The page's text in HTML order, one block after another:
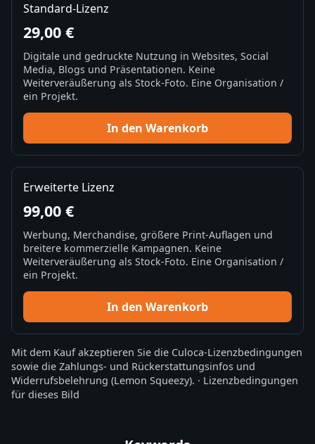
Standard-Lizenz
29,00 €
Digitale und gedruckte Nutzung in Websites, Social
Media, Blogs und Präsentationen. Keine
Weiterveräußerung als Stock-Foto. Eine Organisation /
ein Projekt.
In den Warenkorb
Erweiterte Lizenz
99,00 €
Werbung, Merchandise, größere Print-Auflagen und
breitere kommerzielle Kampagnen. Keine
Weiterveräußerung als Stock-Foto. Eine Organisation /
ein Projekt.
In den Warenkorb
Mit dem Kauf akzeptieren Sie die Culoca-Lizenzbedingungen
sowie die Zahlungs- und Rückerstattungsinfos und
Widerrufsbelehrung (Lemon Squeezy). · Lizenzbedingungen
für dieses Bild